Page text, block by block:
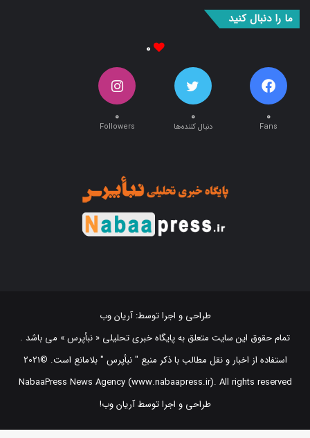
ما را دنبال کنید
۰
۰
Fans
۰
دنبال کننده‌ها
۰
Followers
طراحی و اجرا توسط:آریان وب
تمام حقوق این سایت متعلق به پایگاه خبری تحلیلی « نبأپرس » می باشد .
استفاده از اخبار و نقل مطالب با ذکر منبع "‌ نبأپرس " بلامانع است. ©2021
NabaaPress News Agency (www.nabaapress.ir). All rights reserved
طراحی و اجرا توسط آریان وب!